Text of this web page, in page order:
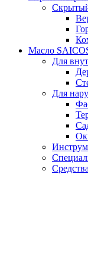
Масло
Для
Для